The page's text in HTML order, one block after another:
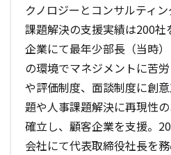
クノロジーとコンサルティ
課題解決の支援実績は200
企業にて最年少部長（当時
の環境でマネジメントに苦
や評価制度、面談制度に創
題や人事課題解決に再現性
確立し、顧客企業を支援。
会社にて代表取締役社長を